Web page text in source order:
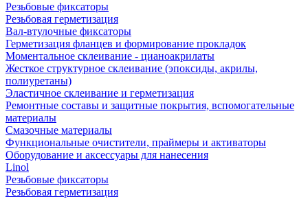
Резьбовые фиксаторы
Резьбовая герметизация
Вал-втулочные фиксаторы
Герметизация фланцев и формирование прокладок
Моментальное склеивание - цианоакрилаты
Жесткое структурное склеивание (эпоксиды, акрилы,
полиуретаны)
Эластичное склеивание и герметизация
Ремонтные составы и защитные покрытия, вспомогательные
материалы
Смазочные материалы
Функциональные очистители, праймеры и активаторы
Оборудование и аксессуары для нанесения
Linol
Резьбовые фиксаторы
Резьбовая герметизация